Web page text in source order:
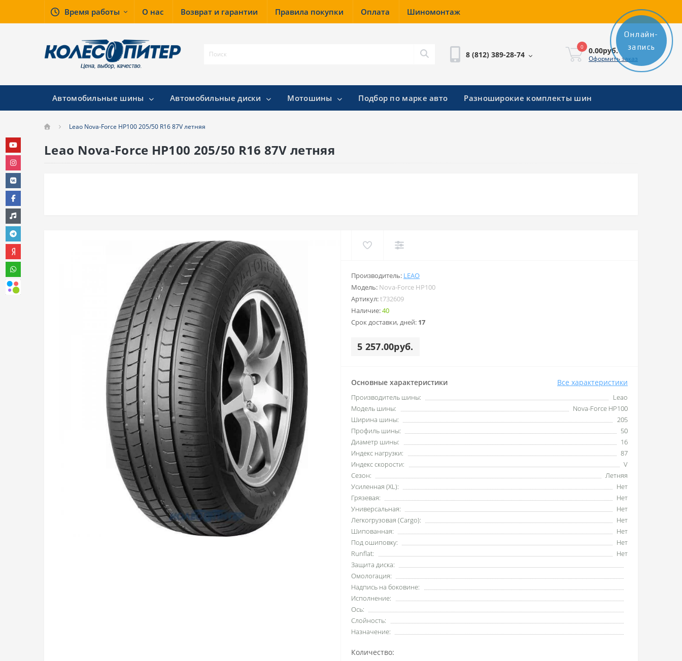
Время работы О нас Возврат и гарантии Правила покупки Оплата Шиномонтаж
8 (812) 389-28-74
0 0.00руб.
Оформить заказ
Автомобильные шины Автомобильные диски Мотошины Подбор по марке авто Разноширокие комплекты шин
Leao Nova-Force HP100 205/50 R16 87V летняя
Leao Nova-Force HP100 205/50 R16 87V летняя
Производитель: LEAO
Модель: Nova-Force HP100
Артикул:t732609
Наличие:40
Срок доставки, дней: 17
5 257.00руб.
Основные характеристики Все характеристики
Производитель шины:
Leao
Модель шины:
Nova-Force HP100
Ширина шины:
205
Профиль шины:
50
Диаметр шины:
16
Индекс нагрузки:
87
Индекс скорости:
V
Сезон:
Летняя
Усиленная (XL):
Нет
Грязевая:
Нет
Универсальная:
Нет
Легкогрузовая (Cargo):
Нет
Шипованная:
Нет
Под ошиповку:
Нет
Runflat:
Нет
Защита диска:
Омологация:
Надпись на боковине:
Исполнение:
Ось:
Слойность:
Назначение:
Количество:
Онлайн-
запись